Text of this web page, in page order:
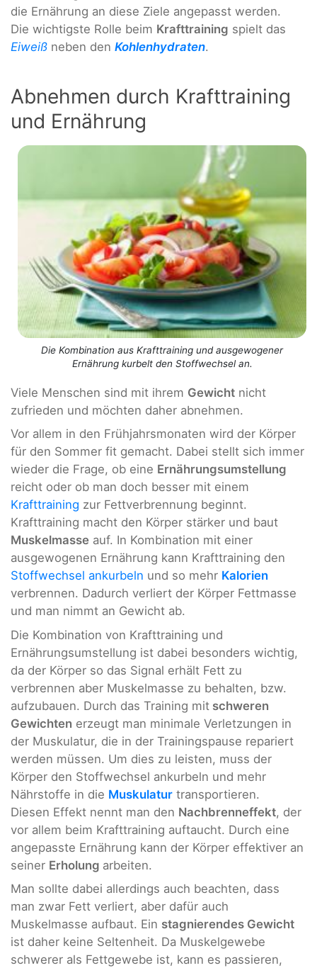
die Ernährung an diese Ziele angepasst werden.
Die wichtigste Rolle beim Krafttraining spielt das
Eiweiß neben den Kohlenhydraten.
Abnehmen durch Krafttraining
und Ernährung
Die Kombination aus Krafttraining und ausgewogener
Ernährung kurbelt den Stoffwechsel an.
Viele Menschen sind mit ihrem Gewicht nicht
zufrieden und möchten daher abnehmen.
Vor allem in den Frühjahrsmonaten wird der Körper
für den Sommer fit gemacht. Dabei stellt sich immer
wieder die Frage, ob eine Ernährungsumstellung
reicht oder ob man doch besser mit einem
Krafttraining zur Fettverbrennung beginnt.
Krafttraining macht den Körper stärker und baut
Muskelmasse auf. In Kombination mit einer
ausgewogenen Ernährung kann Krafttraining den
Stoffwechsel ankurbeln und so mehr Kalorien
verbrennen. Dadurch verliert der Körper Fettmasse
und man nimmt an Gewicht ab.
Die Kombination von Krafttraining und
Ernährungsumstellung ist dabei besonders wichtig,
da der Körper so das Signal erhält Fett zu
verbrennen aber Muskelmasse zu behalten, bzw.
aufzubauen. Durch das Training mit schweren
Gewichten erzeugt man minimale Verletzungen in
der Muskulatur, die in der Trainingspause repariert
werden müssen. Um dies zu leisten, muss der
Körper den Stoffwechsel ankurbeln und mehr
Nährstoffe in die Muskulatur transportieren.
Diesen Effekt nennt man den Nachbrenneffekt, der
vor allem beim Krafttraining auftaucht. Durch eine
angepasste Ernährung kann der Körper effektiver an
seiner Erholung arbeiten.
Man sollte dabei allerdings auch beachten, dass
man zwar Fett verliert, aber dafür auch
Muskelmasse aufbaut. Ein stagnierendes Gewicht
ist daher keine Seltenheit. Da Muskelgewebe
schwerer als Fettgewebe ist, kann es passieren,